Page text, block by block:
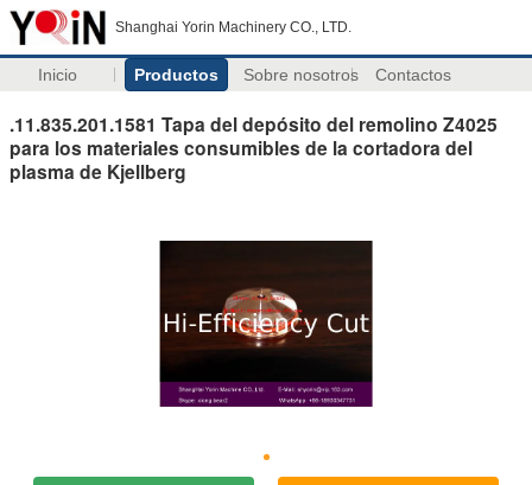
Shanghai Yorin Machinery CO., LTD.
Inicio Productos Sobre nosotros Contactos
.11.835.201.1581 Tapa del depósito del remolino Z4025
para los materiales consumibles de la cortadora del
plasma de Kjellberg